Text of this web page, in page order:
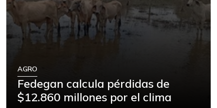
07/25/2026 +5,13%
Arroz
12/09/2023
$ 2.180,00
12/09/2023
Arroz blanco en
bulto
$ 3.380,00
AGRO
Fedegan calcula pérdidas de
$12.860 millones por el clima